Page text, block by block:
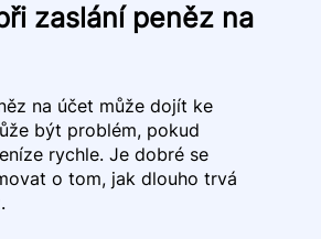
zaslání peněz na
na účet může dojít ke
být problém, pokud
rychle. Je dobré se
o tom, jak dlouho trvá